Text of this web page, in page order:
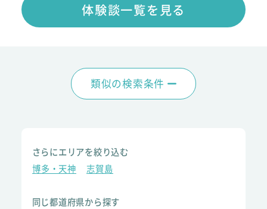
体験談一覧を見る
類似の検索条件
さらにエリアを絞り込む
博多・天神
志賀島
同じ都道府県から探す